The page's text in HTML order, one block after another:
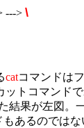
---> \
catコマンドは
ットコマンド
結果が左図。
あるのでは